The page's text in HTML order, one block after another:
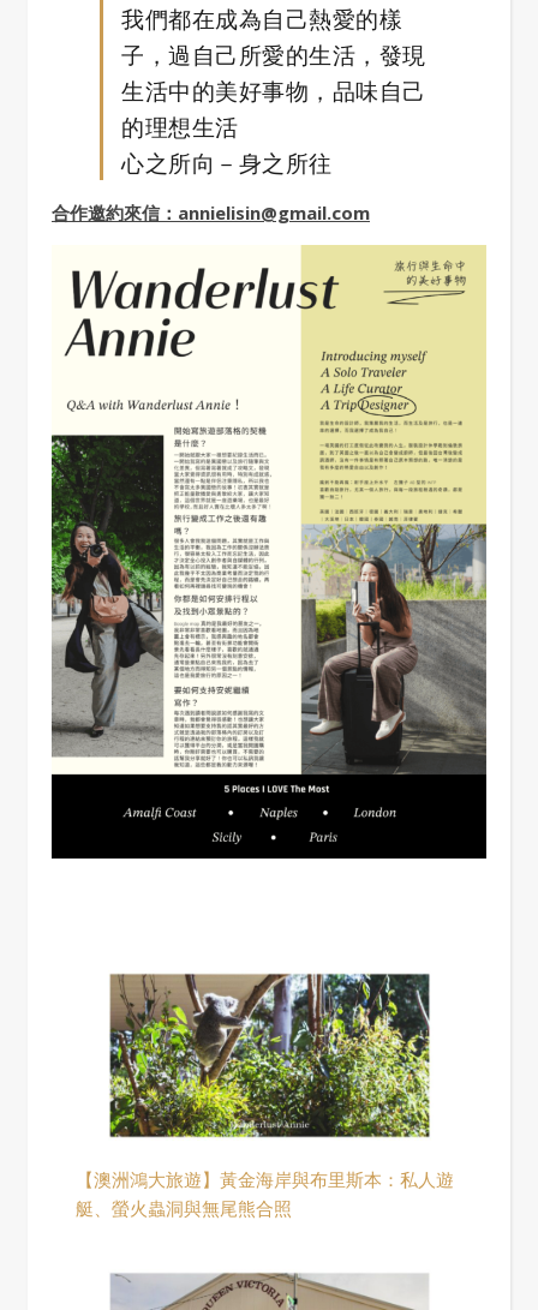
我們都在成為自己熱愛的樣
子，過自己所愛的生活，發現
生活中的美好事物，品味自己
的理想生活
心之所向－身之所往
合作邀約來信：annielisin@gmail.com
【澳洲鴻大旅遊】黃金海岸與布里斯本：私人遊
艇、螢火蟲洞與無尾熊合照